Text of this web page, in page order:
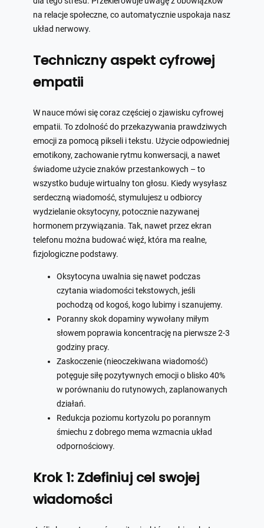
na relacje społeczne, co automatycznie uspokaja nasz
układ nerwowy.
Techniczny aspekt cyfrowej
empatii
W nauce mówi się coraz częściej o zjawisku cyfrowej
empatii. To zdolność do przekazywania prawdziwych
emocji za pomocą pikseli i tekstu. Użycie odpowiedniej
emotikony, zachowanie rytmu konwersacji, a nawet
świadome użycie znaków przestankowych – to
wszystko buduje wirtualny ton głosu. Kiedy wysyłasz
serdeczną wiadomość, stymulujesz u odbiorcy
wydzielanie oksytocyny, potocznie nazywanej
hormonem przywiązania. Tak, nawet przez ekran
telefonu można budować więź, która ma realne,
fizjologiczne podstawy.
Oksytocyna uwalnia się nawet podczas
czytania wiadomości tekstowych, jeśli
pochodzą od kogoś, kogo lubimy i szanujemy.
Poranny skok dopaminy wywołany miłym
słowem poprawia koncentrację na pierwsze 2-3
godziny pracy.
Zaskoczenie (nieoczekiwana wiadomość)
potęguje siłę pozytywnych emocji o blisko 40%
w porównaniu do rutynowych, zaplanowanych
działań.
Redukcja poziomu kortyzolu po porannym
śmiechu z dobrego mema wzmacnia układ
odpornościowy.
Krok 1: Zdefiniuj cel swojej
wiadomości